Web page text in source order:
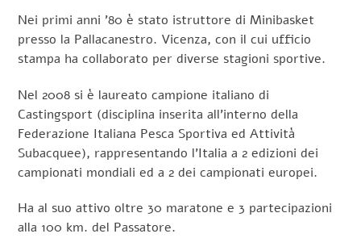
Nei primi anni ’80 è stato istruttore di Minibasket
presso la Pallacanestro. Vicenza, con il cui ufficio
stampa ha collaborato per diverse stagioni sportive.
Nel 2008 si è laureato campione italiano di
Castingsport (disciplina inserita all’interno della
Federazione Italiana Pesca Sportiva ed Attività
Subacquee), rappresentando l’Italia a 2 edizioni dei
campionati mondiali ed a 2 dei campionati europei.
Ha al suo attivo oltre 30 maratone e 3 partecipazioni
alla 100 km. del Passatore.